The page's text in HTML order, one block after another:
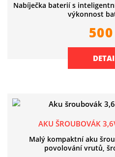
Nabíječka baterií s
výkonnost
500
AKU ŠROUBOVÁK
Malý kompaktní aku
povolování vrutů,